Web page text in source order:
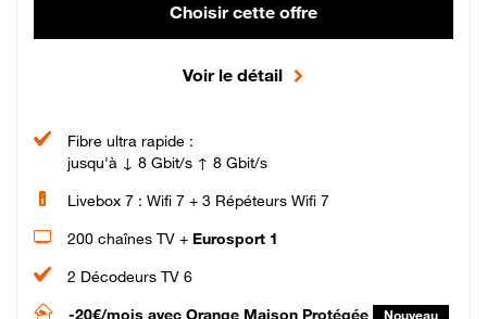
Choisir cette offre
Voir le détail
Fibre ultra rapide :
jusqu'à ↓ 8 Gbit/s ↑ 8 Gbit/s
Livebox 7 : Wifi 7 + 3 Répéteurs Wifi 7
200 chaînes TV + Eurosport 1
2 Décodeurs TV 6
-20€/mois avec Orange Maison Protégée Nouveau